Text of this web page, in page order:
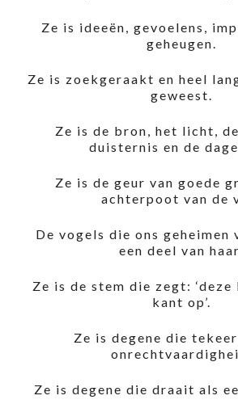
Ze is ideeën, gevoelens,
geheugen.
Ze is zoekgeraakt en heel
geweest.
Ze is de bron, het licht,
duisternis en de
Ze is de geur van goede
achterpoot van de
De vogels die ons
een deel van haar.
Ze is de stem die zegt: ‘deze
kant op’.
Ze is degene die
Ze is degene die draait als